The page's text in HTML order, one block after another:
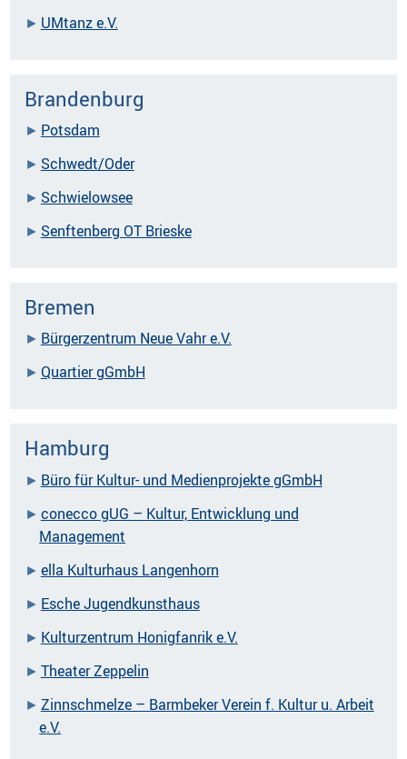
UMtanz e.V.
Brandenburg
Potsdam
Schwedt/Oder
Schwielowsee
Senftenberg OT Brieske
Bremen
Bürgerzentrum Neue Vahr e.V.
Quartier gGmbH
Hamburg
Büro für Kultur- und Medienprojekte gGmbH
conecco gUG – Kultur, Entwicklung und
Management
ella Kulturhaus Langenhorn
Esche Jugendkunsthaus
Kulturzentrum Honigfanrik e.V.
Theater Zeppelin
Zinnschmelze – Barmbeker Verein f. Kultur u. Arbeit
e.V.